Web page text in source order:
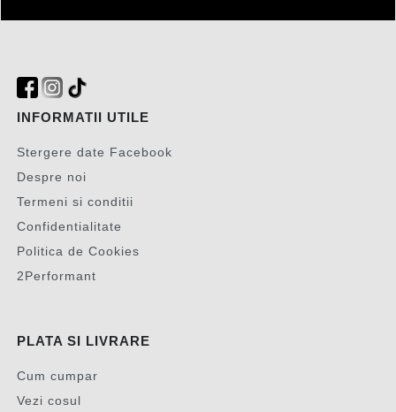
INFORMATII UTILE
Stergere date Facebook
Despre noi
Termeni si conditii
Confidentialitate
Politica de Cookies
2Performant
PLATA SI LIVRARE
Cum cumpar
Vezi cosul